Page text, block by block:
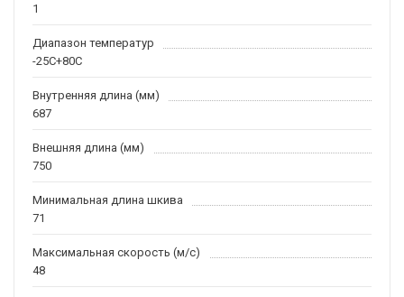
1
Диапазон температур
-25С+80С
Внутренняя длина (мм)
687
Внешняя длина (мм)
750
Минимальная длина шкива
71
Максимальная скорость (м/c)
48